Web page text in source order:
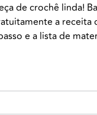
de crochê linda!
a
e a lista de